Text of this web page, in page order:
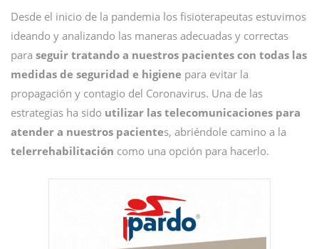
Desde el inicio de la pandemia los fisioterapeutas estuvimos
ideando y analizando las maneras adecuadas y correctas
para seguir tratando a nuestros pacientes con todas las
medidas de seguridad e higiene para evitar la
propagación y contagio del Coronavirus. Una de las
estrategias ha sido utilizar las telecomunicaciones para
atender a nuestros pacientes, abriéndole camino a la
telerrehabilitación como una opción para hacerlo.